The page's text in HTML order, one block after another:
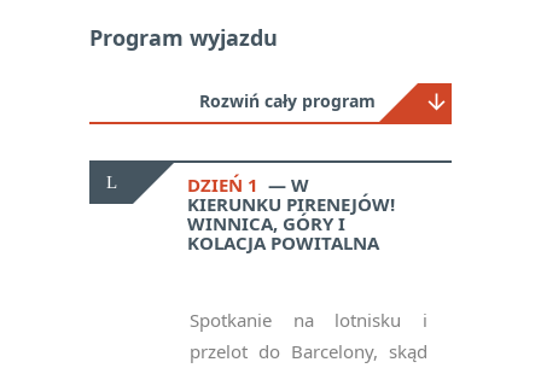
Program wyjazdu
Rozwiń cały program
DZIEŃ 1
W
KIERUNKU PIRENEJÓW!
WINNICA, GÓRY I
KOLACJA POWITALNA
Spotkanie na lotnisku i
przelot do Barcelony, skąd